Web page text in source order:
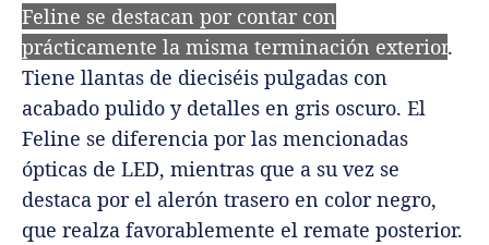
Feline se destacan por contar con
prácticamente la misma terminación exterior.
Tiene llantas de dieciséis pulgadas con
acabado pulido y detalles en gris oscuro. El
Feline se diferencia por las mencionadas
ópticas de LED, mientras que a su vez se
destaca por el alerón trasero en color negro,
que realza favorablemente el remate posterior.